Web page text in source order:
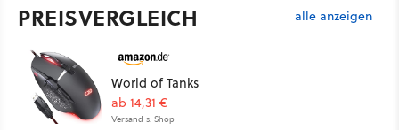
PREISVERGLEICH alle anzeigen
World of Tanks
ab 14,31 €
Versand s. Shop